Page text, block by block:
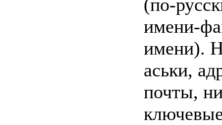
(по-
имени-
имени).
аськи,
почты,